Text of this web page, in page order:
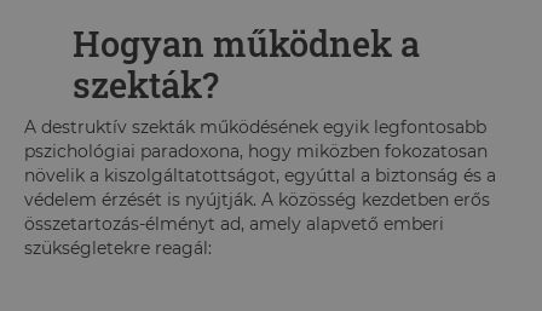
Hogyan működnek a
szekták?
A destruktív szekták működésének egyik legfontosabb
pszichológiai paradoxona, hogy miközben fokozatosan
növelik a kiszolgáltatottságot, egyúttal a biztonság és a
védelem érzését is nyújtják. A közösség kezdetben erős
összetartozás-élményt ad, amely alapvető emberi
szükségletekre reagál: